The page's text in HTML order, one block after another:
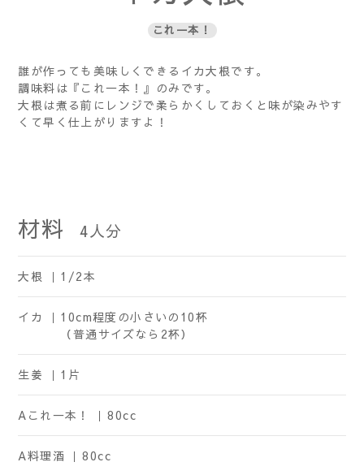
これ一本！
誰が作っても美味しくできるイカ大根です。
調味料は『これ一本！』のみです。
大根は煮る前にレンジで柔らかくしておくと味が染みやす
くて早く仕上がりますよ！
材料 4人分
大根 ｜ 1/2本
イカ ｜ 10cm程度の小さいの10杯
（普通サイズなら2杯）
生姜 ｜ 1片
Aこれ一本！ ｜ 80cc
A料理酒 ｜ 80cc